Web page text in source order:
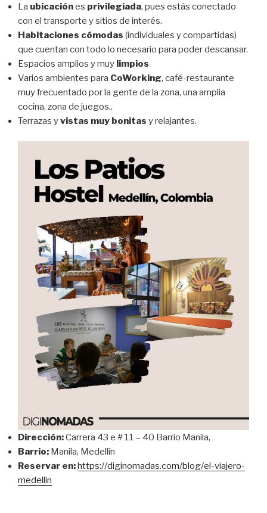
La ubicaciónes privilegiada, pues estás conectado
con el transporte y sitios de interés.
Habitaciones cómodas (individuales y compartidas)
que cuentan con todo lo necesario para poder descansar.
Espacios amplios y muy limpios
Varios ambientes para CoWorking, café-restaurante
muy frecuentado por la gente de la zona, una amplia
cocina, zona de juegos..
Terrazas yvistas muy bonitas y relajantes.
Dirección:Carrera 43 e # 11 – 40 Barrio Manila,
Barrio: Manila, Medellín
Reservar en: https://diginomadas.com/blog/el-viajero-
medellin